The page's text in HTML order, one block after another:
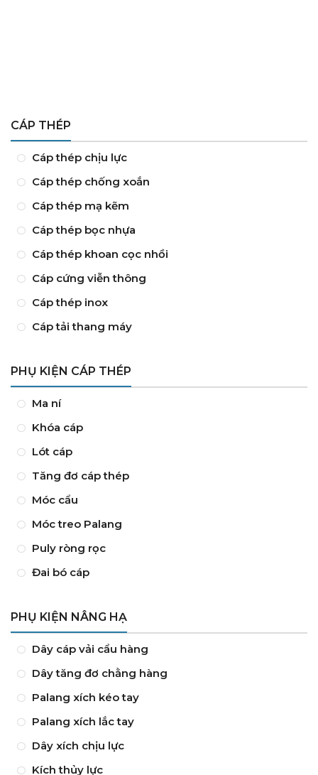
CÁP THÉP
Cáp thép chịu lực
Cáp thép chống xoắn
Cáp thép mạ kẽm
Cáp thép bọc nhựa
Cáp thép khoan cọc nhồi
Cáp cứng viễn thông
Cáp thép inox
Cáp tải thang máy
PHỤ KIỆN CÁP THÉP
Ma ní
Khóa cáp
Lót cáp
Tăng đơ cáp thép
Móc cẩu
Móc treo Palang
Puly ròng rọc
Đai bó cáp
PHỤ KIỆN NÂNG HẠ
Dây cáp vải cẩu hàng
Dây tăng đơ chằng hàng
Palang xích kéo tay
Palang xích lắc tay
Dây xích chịu lực
Kích thủy lực